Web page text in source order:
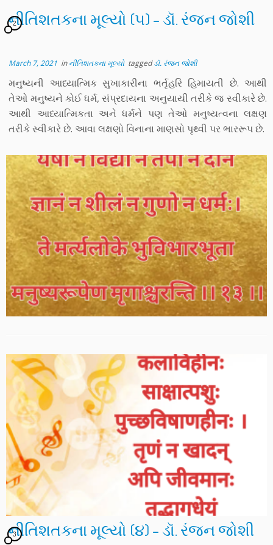
નીતિશતકના મૂલ્યો (૫) – ડૉ. રંજન જોશી
2
March 7, 2021 inનીતિશતકના મૂલ્યો taggedડૉ. રંજન જોશી
મનુષ્યની આધ્યાત્મિક સુખાકારીના ભર્તૃહરિ હિમાયતી છે. આથી
તેઓ મનુષ્યને કોઈ ધર્મ, સંપ્રદાયના અનુયાયી તરીકે જ સ્વીકારે છે.
આથી આધ્યાત્મિકતા અને ધર્મને પણ તેઓ મનુષ્યત્વના લક્ષણ
તરીકે સ્વીકારે છે. આવા લક્ષણો વિનાના માણસો પૃથ્વી પર ભારરૂપ છે.
નીતિશતકના મૂલ્યો (૪) – ડૉ. રંજન જોશી
3